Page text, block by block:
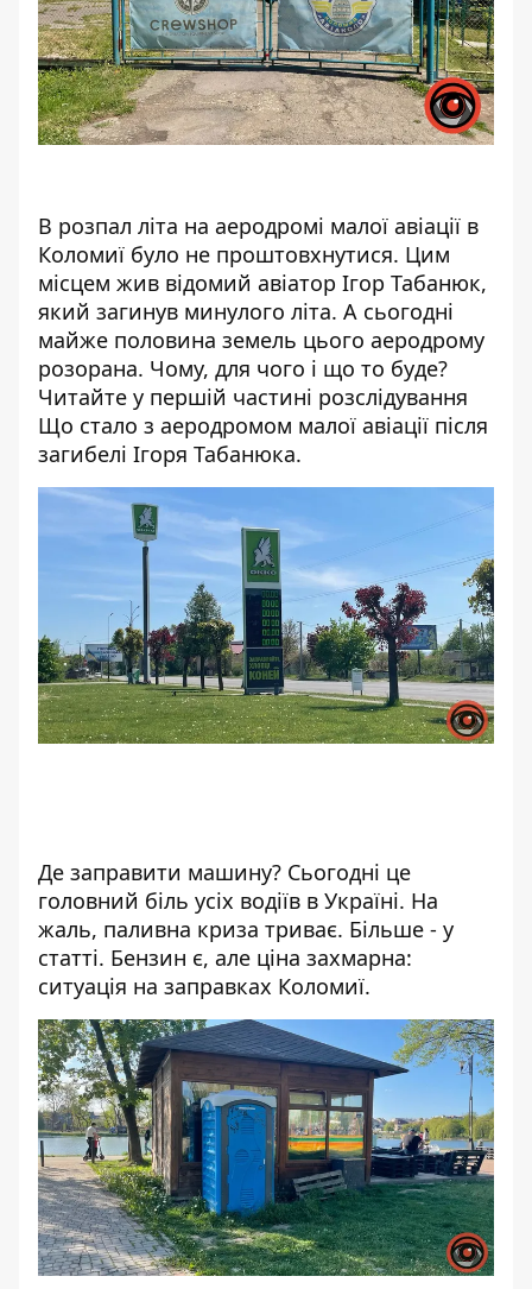
В розпал літа на аеродромі малої авіації в
Коломиї було не проштовхнутися. Цим
місцем жив відомий авіатор Ігор Табанюк,
який загинув минулого літа. А сьогодні
майже половина земель цього аеродрому
розорана. Чому, для чого і що то буде?
Читайте у першій частині розслідування
Що стало з аеродромом малої авіації після
загибелі Ігоря Табанюка.
Де заправити машину? Сьогодні це
головний біль усіх водіїв в Україні. На
жаль, паливна криза триває. Більше - у
статті. Бензин є, але ціна захмарна:
ситуація на заправках Коломиї.